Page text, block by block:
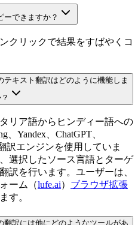
ーできますか？
クリックで結果をすばやくコ
キスト翻訳はどのように機能しま
リア語からヒンディー語への
Yandex、ChatGPT、
訳エンジンを使用していま
選択したソース言語とターゲ
訳を行います。ユーザーは、
ーム（lufe.ai） ブラウザ拡張
す。
訳には他にどのようなツールがあ